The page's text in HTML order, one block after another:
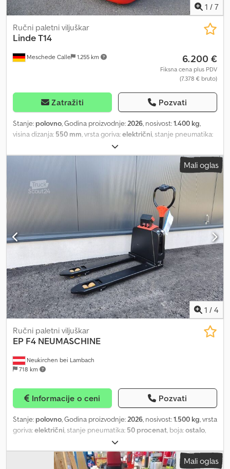
1 / 7
Meschede Calle 1.255 km
Ručni paletni viljuškar
LindeT14
6.200 €
Fiksna cena plus PDV
(7.378 € bruto)
Zatražiti Pozvati
Stanje: polovno, Godina proizvodnje:2026, nosivost:1.400 kg,
visina dizanja: 550 mm, vrsta goriva:električni, stanje pneumatika:
, Opis: Vozilo prolazi UVV-inspekciju. Pre
isporuke, mašina se servisira i čisti. Po želji kupca, mašina može biti
lakirana uz doplatu. Dkodpfxszrztts Af Usr
Mali oglas
1 / 4
Neukirchen bei Lambach
718 km
Ručni paletni viljuškar
EP F4 NEUMASCHINE
Informacije o ceni Pozvati
Stanje: polovno, Godina proizvodnje: 2026, nosivost:1.500 kg, vrsta
goriva:električni , stanje pneumatika: 50 procenat , boja:ostalo
Posebna oprema: vaga. Dkedpfxjzndzxs Af Uor
Mali oglas